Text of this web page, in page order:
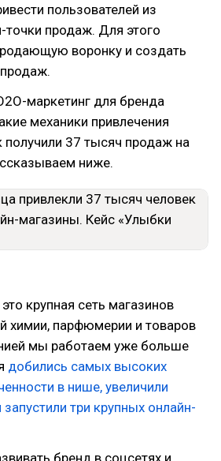
пользователей из
точки продаж. Для этого
воронку и создать
маркетинг для бренда
механики привлечения
получили 37 тысяч продаж на
ниже.
крупная сеть магазинов
химии, парфюмерии и товаров
мы работаем уже больше
добились самых высоких
в нише, увеличили
три крупных онлайн-
бренд в соцсетях и